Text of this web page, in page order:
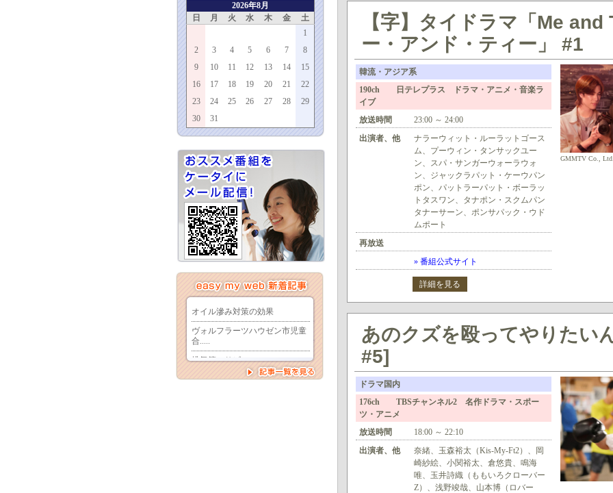
2026年8月
日
月 火 水 木 金
土
1
2
3 4 5 6 7
8
9
10 11 12 13 14
15
16
17 18 19 20 21
22
23
24 25 26 27 28
29
30
31
【字】タイドラマ「Me and
ー・アンド・ティー」 #1
韓流・アジア系
190ch 日テレプラス ドラマ・アニメ・音楽ラ
イブ
放送時間
23:00 ～ 24:00
出演者、他
ナラーウィット・ルーラットゴース
ム、プーウィン・タンサックユー
ン、スパ・サンガーウォーラウォ
ン、ジャックラパット・ケーウパン
ポン、パットラーパット・ボーラッ
トタスワン、タナポン・スクムパン
タナーサーン、ポンサパック・ウド
ムポート
再放送
» 番組公式サイト
詳細を見る
GMMTV Co.,
あのクズを殴ってやりたい
#5]
ドラマ国内
176ch TBSチャンネル2 名作ドラマ・スポー
ツ・アニメ
放送時間
18:00 ～ 22:10
出演者、他
奈緒、玉森裕太（Kis-My-Ft2）、岡
崎紗絵、小関裕太、倉悠貴、鳴海
唯、玉井詩織（ももいろクローバー
Z）、浅野竣哉、山本博（ロバー